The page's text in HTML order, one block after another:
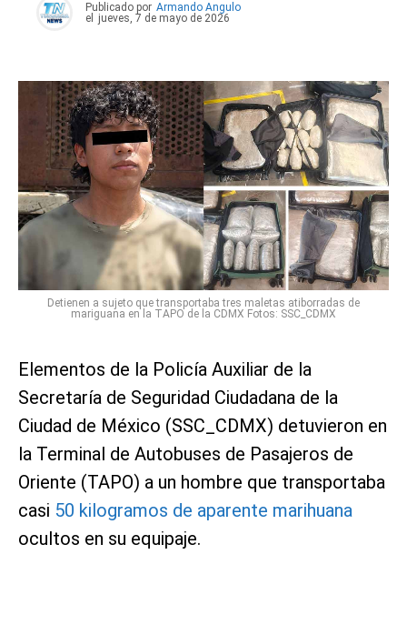
Publicado por Armando Angulo
el
jueves, 7 de mayo de 2026
Detienen a sujeto que transportaba tres maletas atiborradas de
mariguana en la TAPO de la CDMX Fotos: SSC_CDMX
Elementos de la Policía Auxiliar de la
Secretaría de Seguridad Ciudadana de la
Ciudad de México (SSC_CDMX) detuvieron en
la Terminal de Autobuses de Pasajeros de
Oriente (TAPO) a un hombre que transportaba
casi 50 kilogramos de aparente marihuana
ocultos en su equipaje.